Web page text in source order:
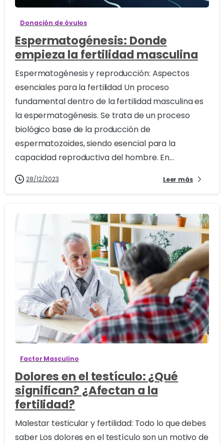
Donación de óvulos
Espermatogénesis: Donde
empieza la fertilidad masculina
Espermatogénesis y reproducción: Aspectos
esenciales para la fertilidad Un proceso
fundamental dentro de la fertilidad masculina es
la espermatogénesis. Se trata de un proceso
biológico base de la producción de
espermatozoides, siendo esencial para la
capacidad reproductiva del hombre. En...
28/12/2023 Leer más
1
Factor Masculino
Dolores en el testículo: ¿Qué
significan? ¿Afectan a la
fertilidad?
Malestar testicular y fertilidad: Todo lo que debes
saber Los dolores en el testículo son un motivo de